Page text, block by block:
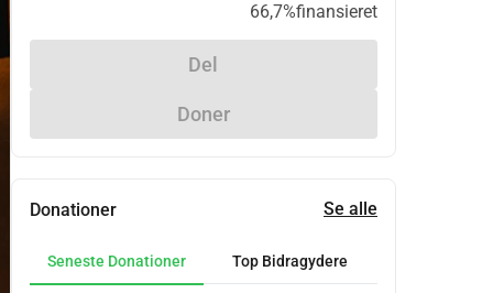
66,7%finansieret
Del
Doner
Donationer Se alle
Seneste Donationer Top Bidragydere